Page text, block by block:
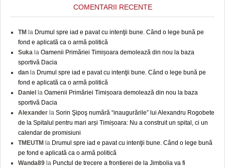
COMENTARII RECENTE
TM la Drumul spre iad e pavat cu intenţii bune. Când o lege bună pe
fond e aplicată ca o armă politică
Suka la Oamenii Primăriei Timișoara demolează din nou la baza
sportivă Dacia
dan la Drumul spre iad e pavat cu intenţii bune. Când o lege bună pe
fond e aplicată ca o armă politică
Daniel
la Oamenii Primăriei Timișoara demolează din nou la baza
sportivă Dacia
Alexander la Sorin Şipoş numără “inaugurările” lui Alexandru Rogobete
de la Spitalul pentru mari arși Timișoara: Nu a construit un spital, ci un
calendar de promisiuni
TMEUTM la Drumul spre iad e pavat cu intenţii bune. Când o lege bună
pe fond e aplicată ca o armă politică
Wanda89 la Punctul de trecere a frontierei de la Jimbolia va fi